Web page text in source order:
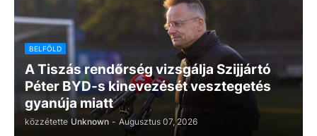
BELFÖLD
A Tiszás rendőrség vizsgálja Szijjártó
Péter BYD-s kinevezését vesztegetés
gyanúja miatt
közzétette Unknown - Augusztus 07, 2026